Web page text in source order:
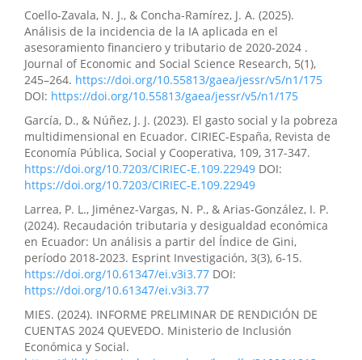
10.55813/gaea/jessr/v6/n1/228
Manuel Guillermo García-Villalba, Mercedes Elizabeth
Cárdenas-Pañi, Mila Padilla-Pallazhco, Mónica Lituma-
Yascaribay (2026)
Modelos de evaluación y asesoramiento contable en
cajas de ahorro y economía social. Journal of Economic
and Social Science Research, 6(1), 105.
10.55813/gaea/jessr/v6/n1/233
Elsa Leuvany Álvarez-Morales, Mariela Susana Andrade-
Arias, Nuvia Aurora Zambrano-Barros (2026)
Régimen simplificado para emprendedores y negocios
populares (RIMPE) una contribución contable
microempresas. Revista Científica Ciencia y Método,
10.55813/gaea/rcym/v4/n2/199
Coello-Zavala, N. J., & Concha-Ramírez, J. A. (2025).
Análisis de la incidencia de la IA aplicada en el
asesoramiento financiero y tributario de 2020-2024 .
Journal of Economic and Social Science Research, 5(1),
245–264. https://doi.org/10.55813/gaea/jessr/v5/n1/175
DOI: https://doi.org/10.55813/gaea/jessr/v5/n1/175
García, D., & Núñez, J. J. (2023). El gasto social y la pobreza
multidimensional en Ecuador. CIRIEC-España, Revista de
Economía Pública, Social y Cooperativa, 109, 317-347.
https://doi.org/10.7203/CIRIEC-E.109.22949 DOI:
https://doi.org/10.7203/CIRIEC-E.109.22949
Larrea, P. L., Jiménez-Vargas, N. P., & Arias-González, I. P.
(2024). Recaudación tributaria y desigualdad económica
en Ecuador: Un análisis a partir del Índice de Gini,
período 2018-2023. Esprint Investigación, 3(3), 6-15.
https://doi.org/10.61347/ei.v3i3.77 DOI:
https://doi.org/10.61347/ei.v3i3.77
MIES. (2024). INFORME PRELIMINAR DE RENDICIÓN DE
CUENTAS 2024 QUEVEDO. Ministerio de Inclusión
Económica y Social.